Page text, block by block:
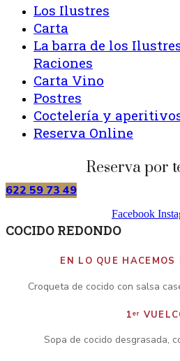
Los Ilustres
Carta
La barra de los
Raciones
Carta Vino
Postres
Coctelería y
Reserva Online
Reserva por
622 59 73 49
Facebook
COCIDO REDONDO
EN LO QUE HACEMOS
Croqueta de cocido con salsa
1ᵉʳ
Sopa de cocido desgrasada,